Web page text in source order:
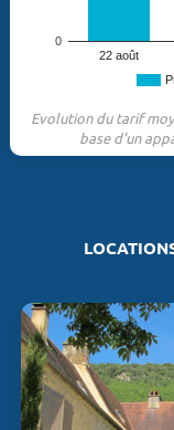
22 août
0
Evolution du tarif
base d'un